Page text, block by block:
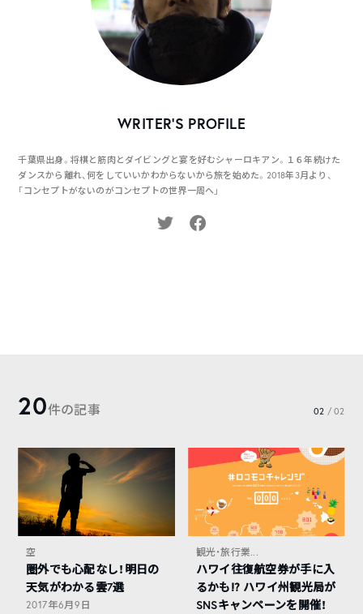
WRITER’S PROFILE
千葉県出身。将棋と筋肉とダイビングと宴を好むシャーロキアン。１６年続けた
ダンスから離れ、何をしていいかわからないから旅を始めた。2018年3月より、
「コンセプトがないのがコンセプトの世界一周へ」
20件の記事 02 / 02
空
圏外でも心配なし！明日の
天気がわかる雲7選
2017年6月9日
観光・旅行業...
ハワイ往復航空券が手に入
るかも⁉︎ ハワイ州観光局が
SNSキャンペーンを開催！